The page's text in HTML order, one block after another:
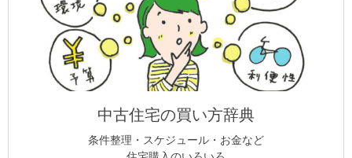
中古住宅の買い方辞典
条件整理・スケジュール・お金など